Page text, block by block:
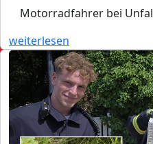
Motorradfahrer bei
weiterlesen